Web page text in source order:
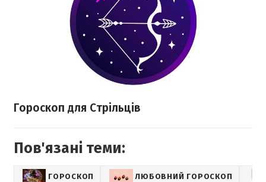
Гороскоп для Стрільців
Пов'язані теми:
ГОРОСКОП ЛЮБОВНИЙ ГОРОСКОП